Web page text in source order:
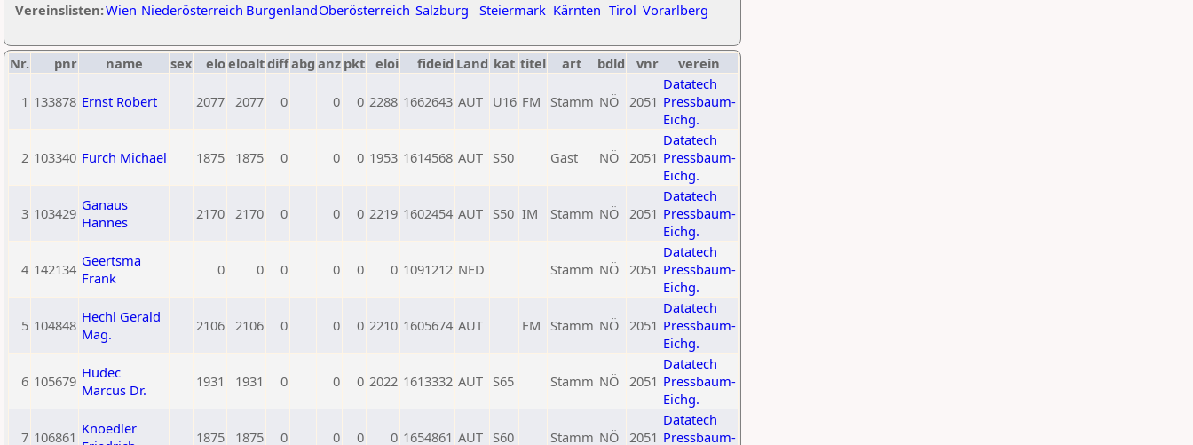
Vereinslisten:Wien Niederösterreich BurgenlandOberösterreich Salzburg Steiermark Kärnten Tirol Vorarlberg
Nr. pnr name sex eloeloaltdiffabg anz pkt eloi fideid Land kat titel art bdld vnr verein
1 133878 Ernst Robert 2077 2077 0 0 0 2288 1662643 AUT U16 FM Stamm NÖ 2051
Datatech
Pressbaum-
Eichg.
2 103340 Furch Michael 1875 1875 0 0 0 1953 1614568 AUT S50 Gast NÖ 2051
Datatech
Pressbaum-
Eichg.
3 103429 Ganaus
Hannes
2170 2170 0 0 0 2219 1602454 AUT S50 IM Stamm NÖ 2051
Datatech
Pressbaum-
Eichg.
4 142134 Geertsma
Frank
0 0 0 0 0 0 1091212 NED Stamm NÖ 2051
Datatech
Pressbaum-
Eichg.
5 104848 Hechl Gerald
Mag.
2106 2106 0 0 0 2210 1605674 AUT FM Stamm NÖ 2051
Datatech
Pressbaum-
Eichg.
6 105679 Hudec
Marcus Dr.
1931 1931 0 0 0 2022 1613332 AUT S65 Stamm NÖ 2051
Datatech
Pressbaum-
Eichg.
7 106861 Knoedler
1875 1875 0 0 0 0 1654861 AUT S60 Stamm NÖ 2051
Datatech
Pressbaum-